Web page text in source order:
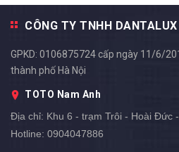
CÔNG TY TNHH
GPKD: 0106875724 cấp ngày 11/6/
thành phố Hà Nội
TOTO Nam Anh
Địa chỉ: Khu 6 - trạm Trôi - Hoài Đức
Hotline: 0904047886